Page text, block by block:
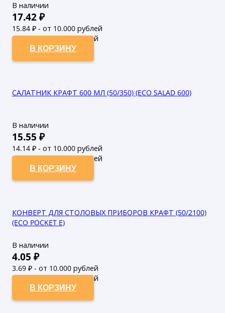
В наличии
17.42₽
15.84 ₽ - от 10.000 рублей
14.4₽ - от 50.000 рублей
В КОРЗИНУ
САЛАТНИК КРАФТ 600 МЛ (50/350) (ECO SALAD 600)
В наличии
15.55 ₽
14.14 ₽ - от 10.000 рублей
12.85₽ - от 50.000 рублей
В КОРЗИНУ
КОНВЕРТ ДЛЯ СТОЛОВЫХ ПРИБОРОВ КРАФТ (50/2100)
(ECO POCKET E)
В наличии
4.05 ₽
3.69 ₽ - от 10.000 рублей
3.35₽ - от 50.000 рублей
В КОРЗИНУ